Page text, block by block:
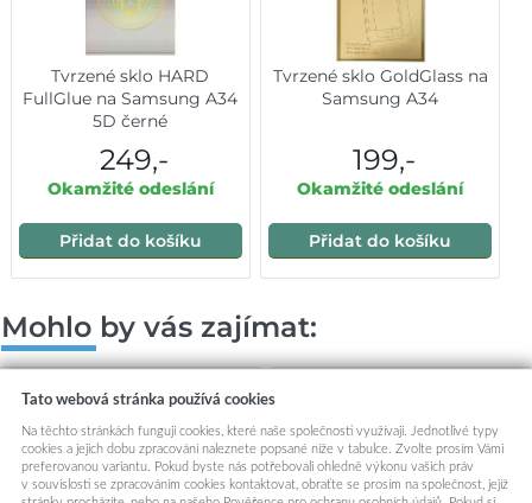
Tvrzené sklo HARD
FullGlue na Samsung A34
5D černé
249,-
Okamžité odeslání
Přidat do košíku
Tvrzené sklo GoldGlass na
Samsung A34
199,-
Okamžité odeslání
Přidat do košíku
Mohlo by vás zajímat:
Tato webová stránka používá cookies
Na těchto stránkách fungují cookies, které naše společnosti využívají. Jednotlivé typy
cookies a jejich dobu zpracování naleznete popsané níže v tabulce. Zvolte prosím Vámi
preferovanou variantu. Pokud byste nás potřebovali ohledně výkonu vašich práv
v souvislosti se zpracováním cookies kontaktovat, obraťte se prosím na společnost, jejíž